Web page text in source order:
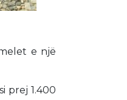
e një
prej 1.400